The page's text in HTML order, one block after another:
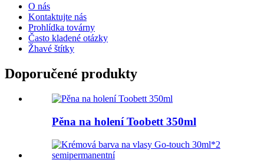
O nás
Kontaktujte nás
Prohlídka továrny
Často kladené otázky
Žhavé štítky
Doporučené produkty
Pěna na holení Toobett 350ml